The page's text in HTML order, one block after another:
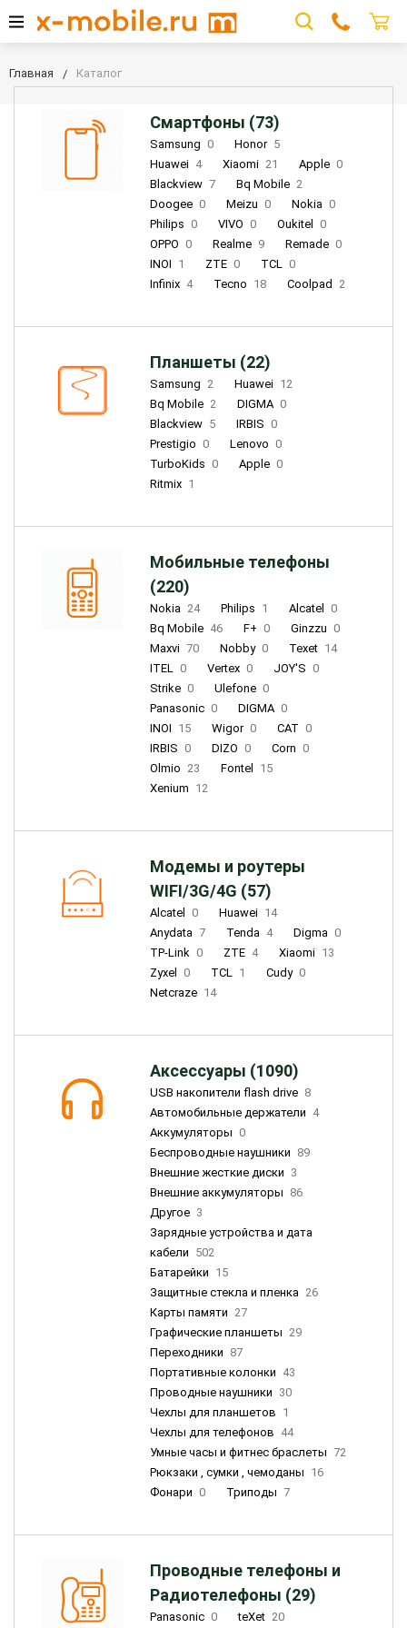
Главная Каталог
Смартфоны (73)
Samsung 0 Honor 5
Huawei 4 Xiaomi 21 Apple 0
Blackview 7 Bq Mobile 2
Doogee 0 Meizu 0 Nokia 0
Philips 0 VIVO 0 Oukitel
0
OPPO 0 Realme 9 Remade 0
INOI 1 ZTE 0 TCL 0
Infinix 4 Tecno 18 Coolpad 2
Планшеты (22)
Samsung 2 Huawei 12
Bq Mobile 2 DIGMA 0
Blackview 5 IRBIS 0
Prestigio 0 Lenovo 0
TurboKids 0 Apple 0
Ritmix 1
Мобильные телефоны
(220)
Nokia 24 Philips 1 Alcatel
0
Bq Mobile 46 F+ 0 Ginzzu 0
Maxvi 70 Nobby 0 Texet 14
ITEL 0 Vertex 0 JOY'S 0
Strike 0 Ulefone 0
Panasonic 0 DIGMA 0
INOI 15 Wigor 0 CAT 0
IRBIS 0 DIZO 0 Corn 0
Olmio 23 Fontel
15
Xenium 12
Модемы и роутеры
WIFI/3G/4G (57)
Alcatel 0 Huawei 14
Anydata 7 Tenda 4 Digma 0
TP-Link 0 ZTE 4 Xiaomi 13
Zyxel
0 TCL 1 Cudy 0
Netcraze 14
Аксессуары (1090)
USB накопители flash drive 8
Автомобильные держатели 4
Аккумуляторы 0
Беспроводные наушники 89
Внешние жесткие диски 3
Внешние аккумуляторы 86
Другое 3
Зарядные устройства и дата
кабели 502
Батарейки 15
Защитные стекла и пленка 26
Карты памяти 27
Графические планшеты 29
Переходники 87
Портативные колонки 43
Проводные наушники 30
Чехлы для планшетов 1
Чехлы для телефонов 44
Умные часы и фитнес браслеты 72
Рюкзаки , сумки , чемоданы 16
Фонари 0 Триподы 7
Проводные телефоны и
Радиотелефоны (29)
Panasonic 0 teXet 20